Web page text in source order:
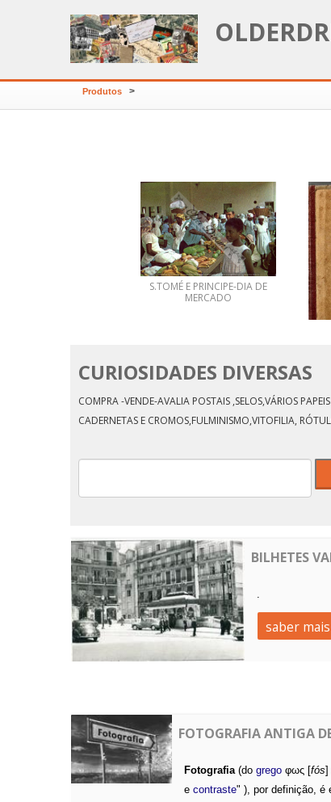
Produtos >
Cinema- Nº 10
S.TOMÉ E PRINCIPE-DIA DE
MERCADO
CURIOSIDADES DIVERSAS
COMPRA -VENDE-AVALIA POSTAIS ,SELOS,VÁRIOS
CADERNETAS E CROMOS,FULMINISMO,VITOFILIA,
BILHETES
saber mais
FOTOGRAFIA ANTIGA
Fotografia (do grego φως [fós]
e contraste" ), por definição, é